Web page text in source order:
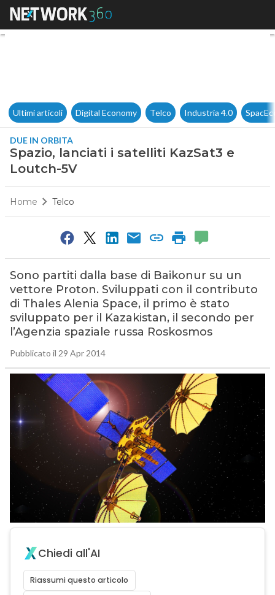
Spazio, lanciati i satelliti
Ultimi articoli Digital Economy Telco Industria 4.0
DUE IN ORBITA
Spazio, lanciati i satelliti KazSat3 e
Loutch-5V
Home Telco
Sono partiti dalla base di Baikonur su un
vettore Proton. Sviluppati con il contributo
di Thales Alenia Space, il primo è stato
sviluppato per il Kazakistan, il secondo per
l’Agenzia spaziale russa Roskosmos
Pubblicato il 29 Apr 2014
Chiedi all'AI
Riassumi questo articolo